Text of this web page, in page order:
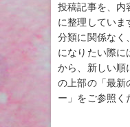
投稿記事を、内
に整理していま
分類に関係なく
になりたい際に
から、新しい順
の上部の「最新
ー」をご参照く